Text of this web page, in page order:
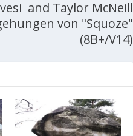
and Taylor McNeill
von "Squoze"
(8B+/V14)